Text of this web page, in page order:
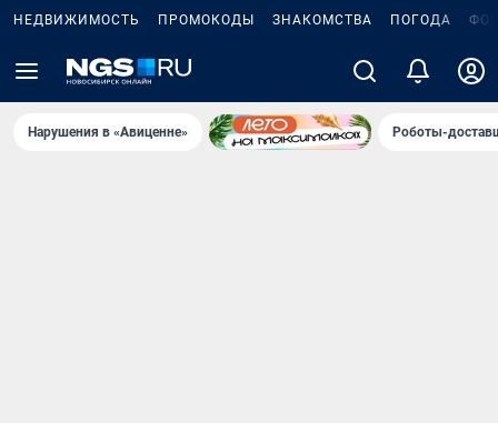
НЕДВИЖИМОСТЬ ПРОМОКОДЫ ЗНАКОМСТВА ПОГОДА
Нарушения в «Авиценне» Роботы-